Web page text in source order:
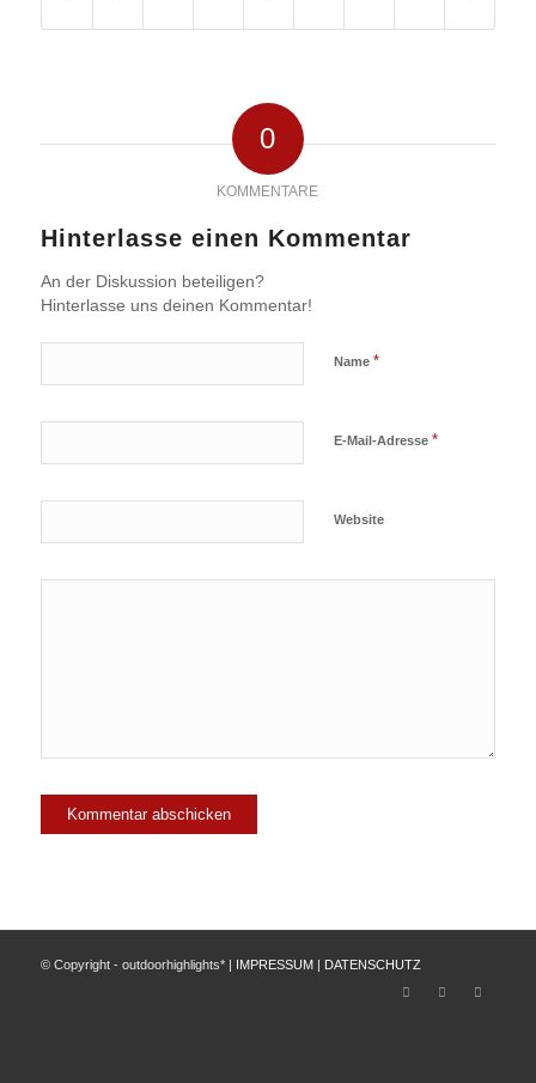
0
KOMMENTARE
Hinterlasse einen Kommentar
An der Diskussion beteiligen?
Hinterlasse uns deinen Kommentar!
Name *
E-Mail-Adresse *
Website
© Copyright - outdoorhighlights* | IMPRESSUM DATENSCHUTZ